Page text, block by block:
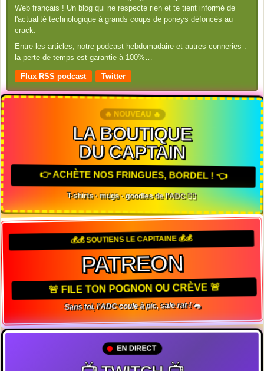
Web français ! Un blog qui ne respecte rien et te tient informé de
l'actualité technologique à grands coups de poneys défoncés au
crack.
Entre les articles, notre podcast hebdomadaire et autres conneries :
la perte de temps est garantie à 100%…
Flux RSS podcast Twitter
🔥 NOUVEAU 🔥
LA BOUTIQUE
DU CAPTAIN
👉 ACHÈTE NOS FRINGUES, BORDEL ! 👈
T-shirts · mugs · goodies de l'ADC 🏴‍☠️
💰💰 SOUTIENS LE CAPITAINE 💰💰
PATREON
🚨 FILE TON POGNON OU CRÈVE 🚨
Sans toi, l'ADC coule à pic, sale rat ! 🐀
EN DIRECT